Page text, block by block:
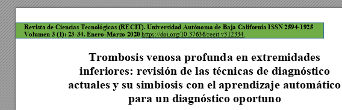
T). Volumen 3 (1): 10-22.
Revista de Ciencias Tecnológicas (RECIT). Universidad Autónoma de Baja California ISSN 2594-1925
Volumen 3 (1): 23-34. Enero-Marzo 2020 https://doi.org/10.37636/recit.v312334.
Trombosis venosa profunda en extremidades
inferiores: revisión de las técnicas de diagnóstico
actuales y su simbiosis con el aprendizaje automático
para un diagnóstico oportuno